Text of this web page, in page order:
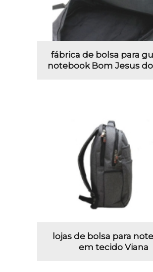
fábrica de bolsa para
notebook Bom Jesus
lojas de bolsa para
em tecido Viana